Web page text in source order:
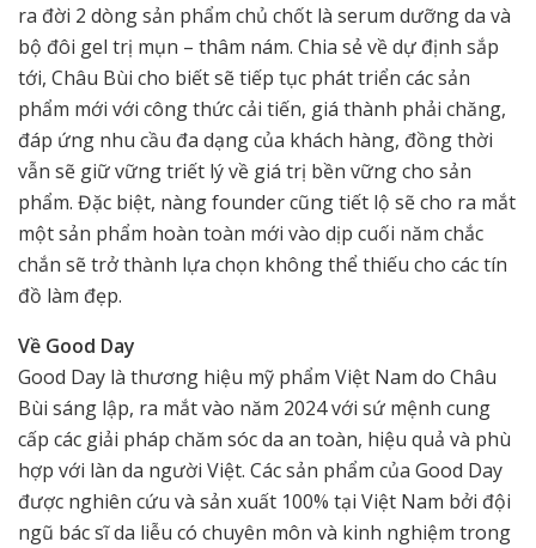
ra đời 2 dòng sản phẩm chủ chốt là serum dưỡng da và
bộ đôi gel trị mụn – thâm nám. Chia sẻ về dự định sắp
tới, Châu Bùi cho biết sẽ tiếp tục phát triển các sản
phẩm mới với công thức cải tiến, giá thành phải chăng,
đáp ứng nhu cầu đa dạng của khách hàng, đồng thời
vẫn sẽ giữ vững triết lý về giá trị bền vững cho sản
phẩm. Đặc biệt, nàng founder cũng tiết lộ sẽ cho ra mắt
một sản phẩm hoàn toàn mới vào dịp cuối năm chắc
chắn sẽ trở thành lựa chọn không thể thiếu cho các tín
đồ làm đẹp.
Về Good Day
Good Day là thương hiệu mỹ phẩm Việt Nam do Châu
Bùi sáng lập, ra mắt vào năm 2024 với sứ mệnh cung
cấp các giải pháp chăm sóc da an toàn, hiệu quả và phù
hợp với làn da người Việt. Các sản phẩm của Good Day
được nghiên cứu và sản xuất 100% tại Việt Nam bởi đội
ngũ bác sĩ da liễu có chuyên môn và kinh nghiệm trong